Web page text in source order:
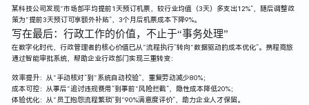
某科技公司发现“市场部平均提前1天预订机票，较行业均值（3天）多支出12%”，随后调整政
策为“提前3天预订可享额外补贴”，3个月后机票成本下降9%。
写在最后：行政工作的价值，不止于“事务处理”
在数字化时代，行政管理者的核心价值已从“流程执行”转向“数据驱动的成本优化”。携程商旅
通过智能审批系统，帮助企业行政部门实现三重转变：
效率提升：从“手动核对”到“系统自动校验”，重复劳动减少80%；
成本可控：从事后“追讨违规费用”到事前“风险拦截”，隐性成本降低20%；
体验优化：从“员工抱怨流程繁琐”到“90%满意度评价”，助力企业人才保留。